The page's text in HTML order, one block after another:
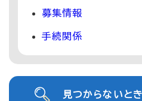
募集情報
手続関係
見つからないと